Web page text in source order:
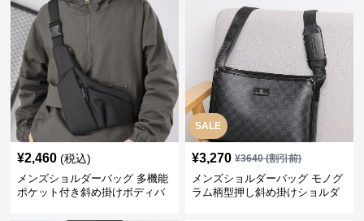
¥2,460 (税込)
メンズショルダーバッグ 多機能
ポケット付き斜め掛けボディバ
SALE
¥3,270 ¥3640(割引前)
メンズショルダーバッグ モノグ
ラム柄型押し斜め掛けショルダ